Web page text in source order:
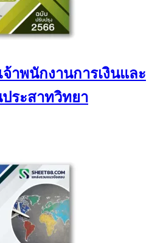
าพนักงานการเงินและ
ระสาทวิทยา